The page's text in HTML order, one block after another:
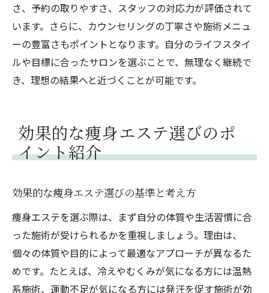
さ、予約の取りやすさ、スタッフの対応力が評価されて
います。さらに、カウンセリングの丁寧さや施術メニュ
ーの豊富さもポイントとなります。自分のライフスタイ
ルや目標に合ったサロンを選ぶことで、無理なく継続で
き、理想の結果へと近づくことが可能です。
効果的な痩身エステ選びのポ
イント紹介
効果的な痩身エステ選びの基準と考え方
痩身エステを選ぶ際は、まず自分の体質や生活習慣に合
った施術が受けられるかを重視しましょう。理由は、
個々の体質や目的によって最適なアプローチが異なるた
めです。たとえば、冷えやむくみが気になる方には温熱
系施術、運動不足が気になる方には発汗を促す施術が効